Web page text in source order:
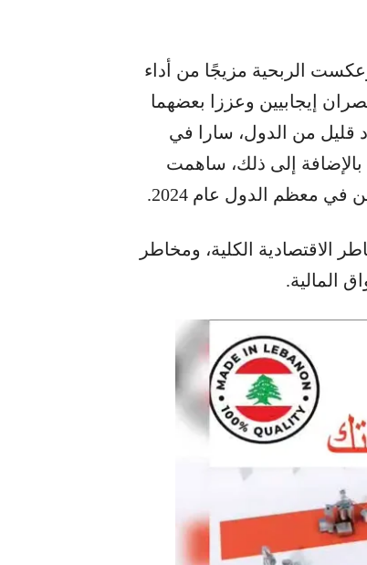
التأمين ربحية إجمالية في عام 2024. وعكست الربحية مزيجًا من أداء
إيجابيين وعززا بعضهما
قليل من الدول، سارا في
بالإضافة إلى ذلك، ساهمت
معظم الدول عام 2024.
الكلية، ومخاطر
المالية.